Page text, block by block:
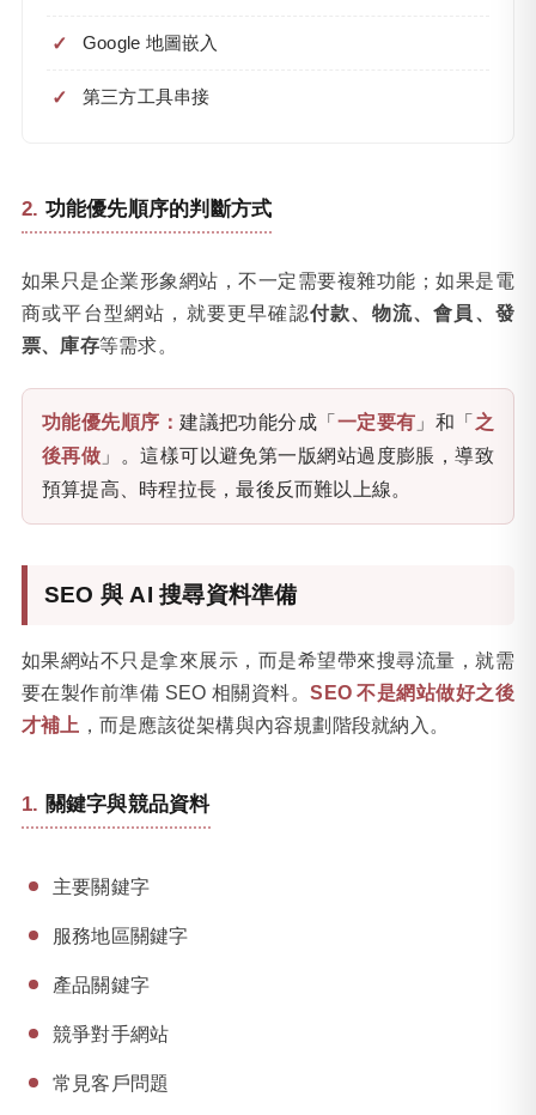
Google 地圖嵌入
第三方工具串接
功能優先順序的判斷方式
如果只是企業形象網站，不一定需要複雜功能；如果是電
商或平台型網站，就要更早確認付款、物流、會員、發
票、庫存等需求。
功能優先順序：建議把功能分成「 一定要有 」和「 之
後再做 」。這樣可以避免第一版網站過度膨脹，導致
預算提高、時程拉長，最後反而難以上線。
SEO 與 AI 搜尋資料準備
如果網站不只是拿來展示，而是希望帶來搜尋流量，就需
要在製作前準備 SEO 相關資料。SEO 不是網站做好之後
才補上 ，而是應該從架構與內容規劃階段就納入。
關鍵字與競品資料
主要關鍵字
服務地區關鍵字
產品關鍵字
競爭對手網站
常見客戶問題